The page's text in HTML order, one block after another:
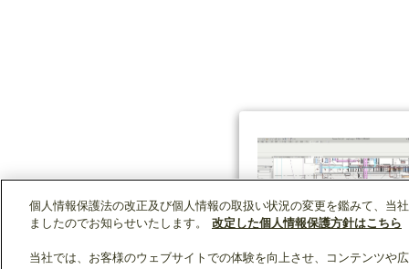
個人情報保護法の改正及び個人情報の取扱い状況の変更を鑑みて、当
ましたのでお知らせいたします。
改定した個人情報保護方針はこちら
当社では、お客様のウェブサイトでの体験を向上させ、コンテンツや